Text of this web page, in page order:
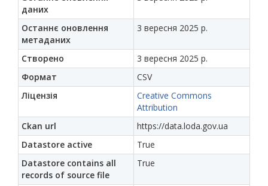
даних
Останнє оновлення
метаданих
3 вересня 2025 р.
Створено
3 вересня 2025 р.
Формат
CSV
Ліцензія
Creative Commons
Attribution
Ckan url
https://data.loda.gov.ua
Datastore active
True
Datastore contains all
records of source file
True